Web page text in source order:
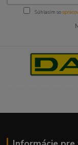
Súhlasím so